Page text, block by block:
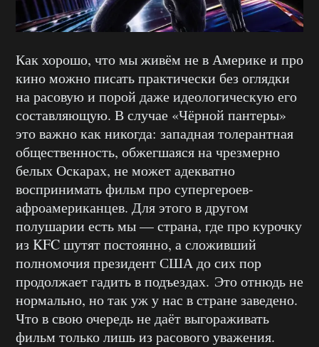
Как хорошо, что мы живём не в Америке и про
кино можно писать практически без оглядки
на расовую и порой даже идеологическую его
составляющую. В случае «Чёрной пантеры»
это важно как никогда: западная толерантная
общественность, обжегшаяся на чрезмерно
белых Оскарах, не может адекватно
воспринимать фильм про супергероев-
афроамериканцев. Для этого в другом
полушарии есть мы — страна, где про курочку
из KFC шутят постоянно, а сложивший
полномочия президент США до сих пор
продолжает гадить в подъездах. Это отнюдь не
нормально, но так уж у нас в стране заведено.
Что в свою очередь не даёт выгораживать
фильм только лишь из расового уважения.